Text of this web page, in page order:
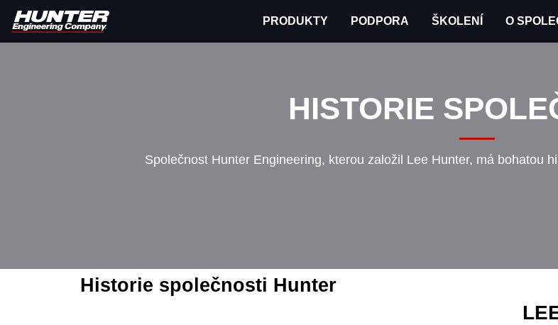
PRODUKTY PODPORA ŠKOLENÍ O
HISTORIE
Společnost Hunter Engineering, kterou založil Lee Hunter, má bohatou
Historie společnosti Hunter